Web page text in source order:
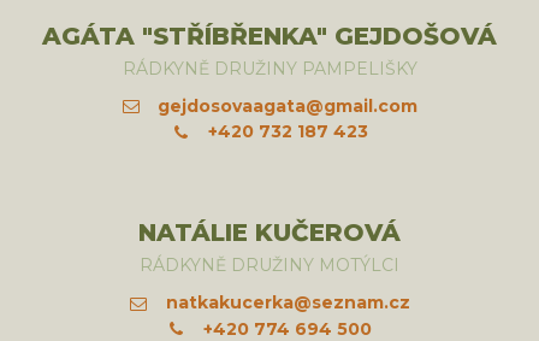
AGÁTA "STŘÍBŘENKA" GEJDOŠOVÁ
RÁDKYNĚ DRUŽINY PAMPELIŠKY
gejdosovaagata@gmail.com
+420 732 187 423
NATÁLIE KUČEROVÁ
RÁDKYNĚ DRUŽINY MOTÝLCI
natkakucerka@seznam.cz
+420 774 694 500